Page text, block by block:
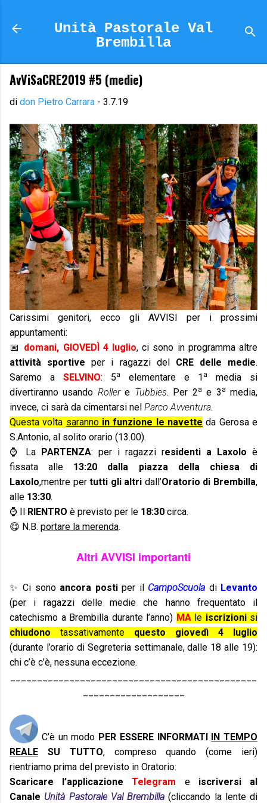
Unità Pastorale Val
Brembilla
AvViSaCRE2019 #5 (medie)
di don Pietro Carrara - 3.7.19
Carissimi genitori, ecco gli AVVISI per i prossimi
appuntamenti:
📅 domani, GIOVEDÌ 4 luglio, ci sono in programma altre
attività sportive per i ragazzi del CRE delle medie.
Saremo a SELVINO: 5a elementare e 1 a
media si
divertiranno usando Rollere Tubbies. Per 2a e 3 a media,
invece, ci sarà da cimentarsi nel Parco Avventura.
Questa volta saranno in funzione le navette da Gerosa e
S.Antonio, al solito orario (13.00).
⌚ La PARTENZA: per i ragazzi residenti a Laxolo è
fissata alle 13:20 dalla piazza della chiesa di
Laxolo,mentre pertutti gli altri dall’Oratorio di Brembilla,
alle 13:30.
⌚ Il RIENTRO è previsto per le 18:30 circa.
😋 N.B. portare la merenda.
Altri AVVISI importanti
✨ Ci sono ancora postiper il CampoScuola di Levanto
(per i ragazzi delle medie che hanno frequentato il
catechismo a Brembilla durante l’anno) MA le iscrizioni si
chiudono tassativamente questo giovedì 4 luglio
(durante l’orario di Segreteria settimanale, dalle 18 alle 19):
chi c’è c’è, nessuna eccezione.
C’è un modo PER ESSERE INFORMATI IN TEMPO
REALE SU TUTTO, compreso quando (come ieri)
rientriamo prima del previsto in Oratorio:
Scaricare l’applicazioneTelegram e iscriversi al
Canale Unità Pastorale Val Brembilla (cliccando la lente di